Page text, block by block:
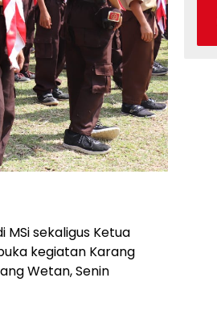
sekaligus Ketua
kegiatan Karang
Wetan, Senin